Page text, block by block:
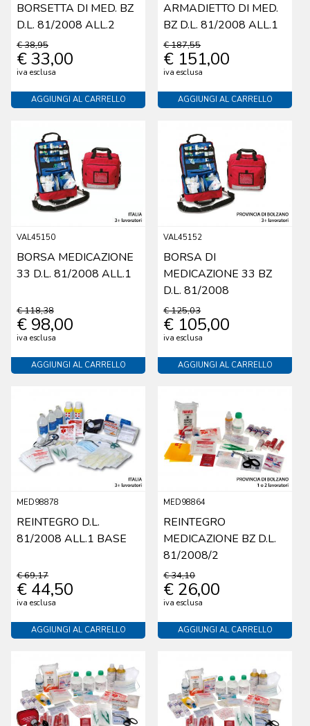
BORSETTA DI MED. BZ
D.L. 81/2008 ALL.2
€ 38,95
€ 33,00
iva esclusa
AGGIUNGI AL CARRELLO
ARMADIETTO DI MED.
BZ D.L. 81/2008 ALL.1
€ 187,55
€ 151,00
iva esclusa
AGGIUNGI AL CARRELLO
VAL45150
BORSA MEDICAZIONE
33 D.L. 81/2008 ALL.1
€ 118,38
€ 98,00
iva esclusa
AGGIUNGI AL CARRELLO
VAL45152
BORSA DI
MEDICAZIONE 33 BZ
D.L. 81/2008
€ 125,03
€ 105,00
iva esclusa
AGGIUNGI AL CARRELLO
MED98878
REINTEGRO D.L.
81/2008 ALL.1 BASE
€ 69,17
€ 44,50
iva esclusa
AGGIUNGI AL CARRELLO
MED98864
REINTEGRO
MEDICAZIONE BZ D.L.
81/2008/2
€ 34,10
€ 26,00
iva esclusa
AGGIUNGI AL CARRELLO